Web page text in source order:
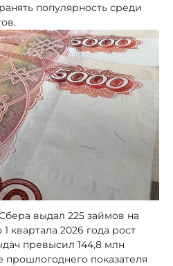
популярность среди
выдал 225 займов на
квартала 2026 года рост
превысил 144,8 млн
прошлогоднего показателя